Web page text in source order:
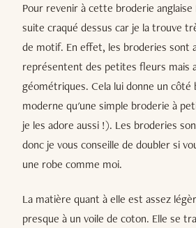
Pour revenir à cette broderie anglaise
suite craqué dessus car je la trouve
de motif. En effet, les broderies sont
représentent des petites fleurs mais
géométriques. Cela lui donne un côté
moderne qu'une simple broderie à
je les adore aussi !). Les broderies
donc je vous conseille de doubler si
une robe comme moi.
La matière quant à elle est assez
presque à un voile de coton. Elle se